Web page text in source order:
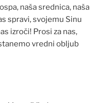
naša srednica, naša
spravi, svojemu Sinu
izroči! Prosi za nas,
vredni obljub